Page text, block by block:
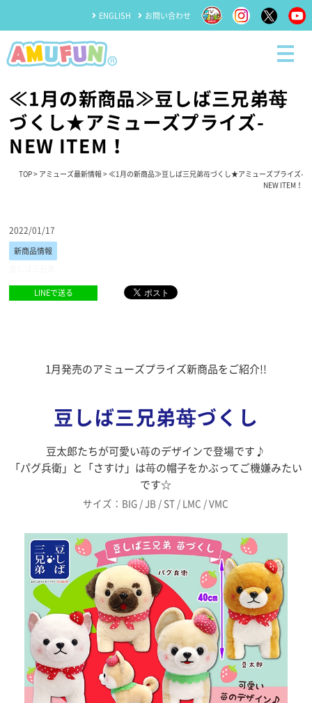
ENGLISH お問い合わせ
≪1月の新商品≫豆しば三兄弟苺
づくし★アミューズプライズ-
NEW ITEM！
TOP> アミューズ最新情報> ≪1月の新商品≫豆しば三兄弟苺づくし★アミューズプライズ-
NEW ITEM！
2022/01/17
新商品情報
LINEで送る
1月発売のアミューズプライズ新商品をご紹介!!
豆しば三兄弟苺づくし
豆太郎たちが可愛い苺のデザインで登場です♪
「パグ兵衛」と「さすけ」は苺の帽子をかぶってご機嫌みたい
です☆
サイズ：BIG / JB / ST / LMC / VMC